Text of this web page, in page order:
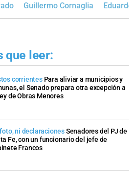
Guillermo Cornaglia Eduardo
que leer:
corrientes Para aliviar a municipios y
el Senado prepara otra excepción a
de Obras Menores
ni declaracionesSenadores del PJ de
Fe, con un funcionario del jefe de
Francos